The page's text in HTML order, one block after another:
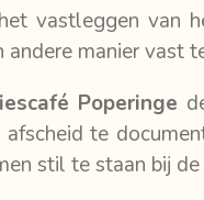
vastleggen van
manier vast
Poperinge
te
stil te staan bij